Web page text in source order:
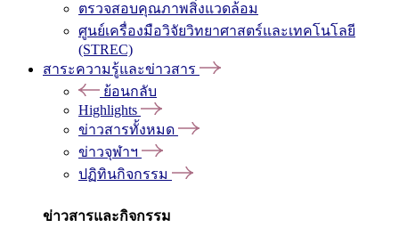
ตรวจสอบคุณภาพสิ่งแวดล้อม
ศูนย์เครื่องมือวิจัยวิทยาศาสตร์และเทคโนโลยี
(STREC)
สาระความรู้และข่าวสาร
ย้อนกลับ
Highlights
ข่าวสารทั้งหมด
ข่าวจุฬาฯ
ปฏิทินกิจกรรม
ข่าวสารและกิจกรรม